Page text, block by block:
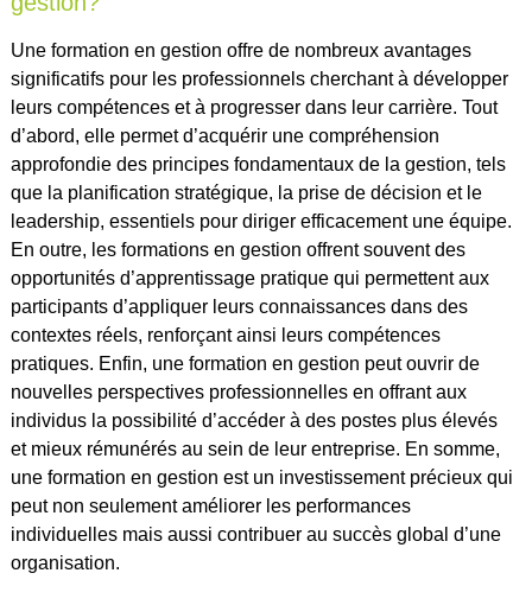
Une formation en gestion offre de nombreux avantages
significatifs pour les professionnels cherchant à développer
leurs compétences et à progresser dans leur carrière. Tout
d’abord, elle permet d’acquérir une compréhension
approfondie des principes fondamentaux de la gestion, tels
que la planification stratégique, la prise de décision et le
leadership, essentiels pour diriger efficacement une équipe.
En outre, les formations en gestion offrent souvent des
opportunités d’apprentissage pratique qui permettent aux
participants d’appliquer leurs connaissances dans des
contextes réels, renforçant ainsi leurs compétences
pratiques. Enfin, une formation en gestion peut ouvrir de
nouvelles perspectives professionnelles en offrant aux
individus la possibilité d’accéder à des postes plus élevés
et mieux rémunérés au sein de leur entreprise. En somme,
une formation en gestion est un investissement précieux qui
peut non seulement améliorer les performances
individuelles mais aussi contribuer au succès global d’une
organisation.